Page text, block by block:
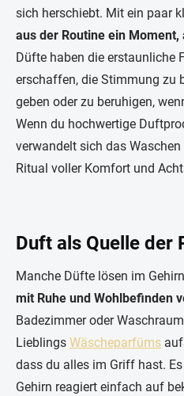
sich herschiebt. Mit ein paar
aus der Routine ein
Düfte haben die erstaunliche
erschaffen, die Stimmung zu
geben oder zu beruhigen,
Wenn du hochwertige
verwandelt sich das
Ritual voller Komfort und
Duft als Quelle der
Manche Düfte lösen im
mit Ruhe und Wohlbefinden
Badezimmer oder
Lieblings Wäscheparfüms
dass du alles im Griff hast.
Gehirn reagiert einfach auf